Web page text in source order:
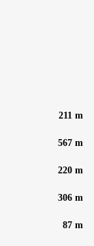
211 m
567 m
220 m
306 m
87 m